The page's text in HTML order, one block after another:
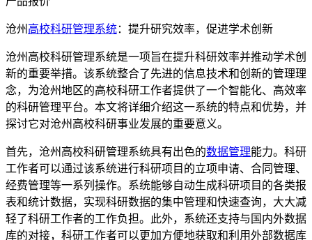
沧州 高校科研管理系统：提升研究效率，促进学术创新
沧州高校科研管理系统是一项旨在提升科研效率并推动学术创
新的重要举措。该系统整合了先进的信息技术和创新的管理理
念，为沧州地区的高校科研工作者提供了一个智能化、高效率
的科研管理平台。本文将详细介绍这一系统的特点和优势，并
探讨它对沧州高校科研事业发展的重要意义。
首先，沧州高校科研管理系统具有出色的数据管理能力。科研
工作者可以通过该系统进行科研项目的立项申请、合同管理、
经费管理等一系列操作。系统能够自动生成科研项目的各类报
表和统计数据，实现科研数据的集中管理和快速查询，大大减
轻了科研工作者的工作负担。此外，系统还支持与国内外数据
库的对接，科研工作者可以更加方便地获取和利用外部数据库